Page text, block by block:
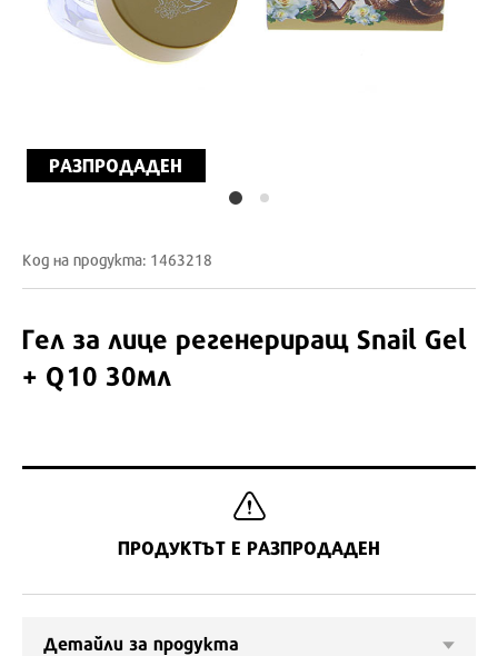
РАЗПРОДАДЕН
Код на продукта: 1463218
Гел за лице регенериращ Snail Gel
+ Q10 30мл
ПРОДУКТЪТ Е РАЗПРОДАДЕН
Детайли за продукта